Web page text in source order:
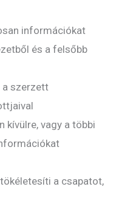
információkat
és a felsőbb
a szerzett
kívülre, vagy a többi
a csapatot,